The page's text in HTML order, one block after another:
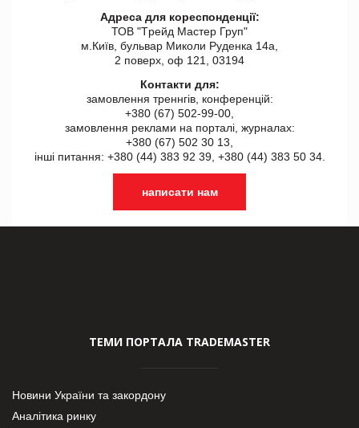
Адреса для кореспонденції:
ТОВ "Tрейд Мастер Груп"
м.Київ, бульвар Миколи Руденка 14а,
2 поверх, оф 121, 03194
Контакти для:
замовлення треннгів, конференцій:
+380 (67) 502-99-00,
замовлення реклами на порталі, журналах:
+380 (67) 502 30 13,
інші питання: +380 (44) 383 92 39, +380 (44) 383 50 34.
написати нам
ТЕМИ ПОРТАЛА TRADEMASTER
Новини України та закордону
Аналітика ринку